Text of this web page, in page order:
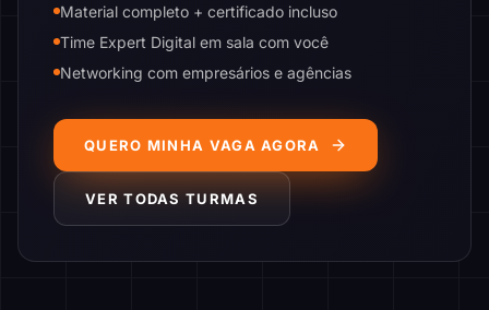
Material completo + certificado incluso
Time Expert Digital em sala com você
Networking com empresários e agências
QUERO MINHA VAGA AGORA
VER TODAS TURMAS